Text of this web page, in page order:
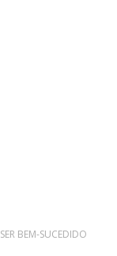
BEM-SUCEDIDO